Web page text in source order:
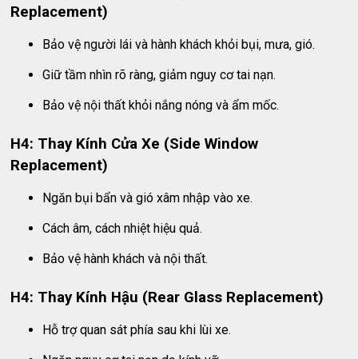
Replacement)
Bảo vệ người lái và hành khách khỏi bụi, mưa, gió.
Giữ tầm nhìn rõ ràng, giảm nguy cơ tai nạn.
Bảo vệ nội thất khỏi nắng nóng và ẩm mốc.
H4: Thay Kính Cửa Xe (Side Window
Replacement)
Ngăn bụi bẩn và gió xâm nhập vào xe.
Cách âm, cách nhiệt hiệu quả.
Bảo vệ hành khách và nội thất.
H4: Thay Kính Hậu (Rear Glass Replacement)
Hỗ trợ quan sát phía sau khi lùi xe.